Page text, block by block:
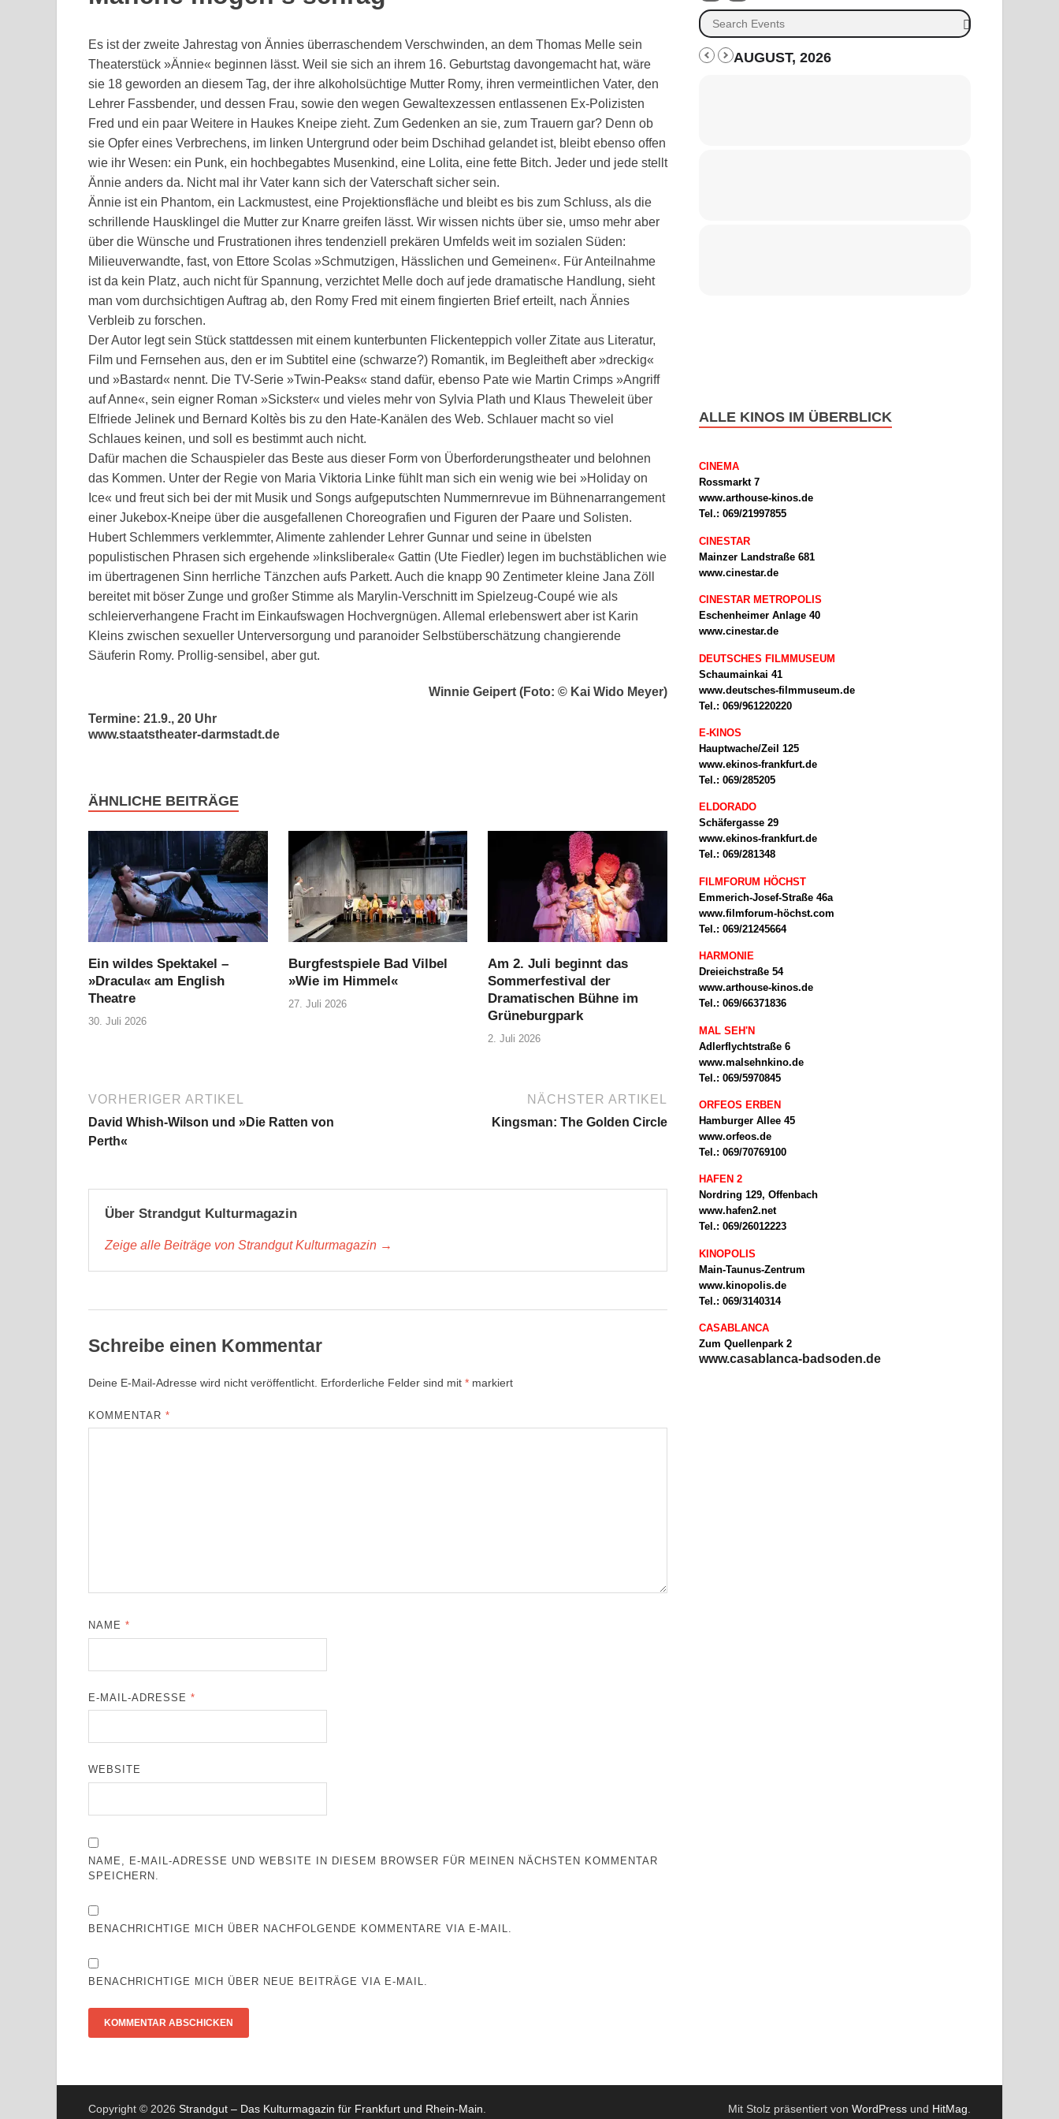
Es ist der zweite Jahrestag von Ännies überraschendem Verschwinden, an dem Thomas Melle sein
Theaterstück »Ännie« beginnen lässt. Weil sie sich an ihrem 16. Geburtstag davongemacht hat, wäre
sie 18 geworden an diesem Tag, der ihre alkoholsüchtige Mutter Romy, ihren vermeintlichen Vater, den
Lehrer Fassbender, und dessen Frau, sowie den wegen Gewaltexzessen entlassenen Ex-Polizisten
Fred und ein paar Weitere in Haukes Kneipe zieht. Zum Gedenken an sie, zum Trauern gar? Denn ob
sie Opfer eines Verbrechens, im linken Untergrund oder beim Dschihad gelandet ist, bleibt ebenso offen
wie ihr Wesen: ein Punk, ein hochbegabtes Musenkind, eine Lolita, eine fette Bitch. Jeder und jede stellt
Ännie anders da. Nicht mal ihr Vater kann sich der Vaterschaft sicher sein.
Ännie ist ein Phantom, ein Lackmustest, eine Projektionsfläche und bleibt es bis zum Schluss, als die
schrillende Hausklingel die Mutter zur Knarre greifen lässt. Wir wissen nichts über sie, umso mehr aber
über die Wünsche und Frustrationen ihres tendenziell prekären Umfelds weit im sozialen Süden:
Milieuverwandte, fast, von Ettore Scolas »Schmutzigen, Hässlichen und Gemeinen«. Für Anteilnahme
ist da kein Platz, auch nicht für Spannung, verzichtet Melle doch auf jede dramatische Handlung, sieht
man vom durchsichtigen Auftrag ab, den Romy Fred mit einem fingierten Brief erteilt, nach Ännies
Verbleib zu forschen.
Der Autor legt sein Stück stattdessen mit einem kunterbunten Flickenteppich voller Zitate aus Literatur,
Film und Fernsehen aus, den er im Subtitel eine (schwarze?) Romantik, im Begleitheft aber »dreckig«
und »Bastard« nennt. Die TV-Serie »Twin-Peaks« stand dafür, ebenso Pate wie Martin Crimps »Angriff
auf Anne«, sein eigner Roman »Sickster« und vieles mehr von Sylvia Plath und Klaus Theweleit über
Elfriede Jelinek und Bernard Koltès bis zu den Hate-Kanälen des Web. Schlauer macht so viel
Schlaues keinen, und soll es bestimmt auch nicht.
Dafür machen die Schauspieler das Beste aus dieser Form von Überforderungstheater und belohnen
das Kommen. Unter der Regie von Maria Viktoria Linke fühlt man sich ein wenig wie bei »Holiday on
Ice« und freut sich bei der mit Musik und Songs aufgeputschten Nummernrevue im Bühnenarrangement
einer Jukebox-Kneipe über die ausgefallenen Choreografien und Figuren der Paare und Solisten.
Hubert Schlemmers verklemmter, Alimente zahlender Lehrer Gunnar und seine in übelsten
populistischen Phrasen sich ergehende »linksliberale« Gattin (Ute Fiedler) legen im buchstäblichen wie
im übertragenen Sinn herrliche Tänzchen aufs Parkett. Auch die knapp 90 Zentimeter kleine Jana Zöll
bereitet mit böser Zunge und großer Stimme als Marylin-Verschnitt im Spielzeug-Coupé wie als
schleierverhangene Fracht im Einkaufswagen Hochvergnügen. Allemal erlebenswert aber ist Karin
Kleins zwischen sexueller Unterversorgung und paranoider Selbstüberschätzung changierende
Säuferin Romy. Prollig-sensibel, aber gut.
Winnie Geipert (Foto: © Kai Wido Meyer)
Termine: 21.9., 20 Uhr
www.staatstheater-darmstadt.de
ÄHNLICHE BEITRÄGE
Ein wildes Spektakel –
»Dracula« am English
Theatre
30. Juli 2026
Burgfestspiele Bad Vilbel
»Wie im Himmel«
27. Juli 2026
Am 2. Juli beginnt das
Sommerfestival der
Dramatischen Bühne im
Grüneburgpark
2. Juli 2026
VORHERIGER ARTIKEL
David Whish-Wilson und »Die Ratten von
Perth«
NÄCHSTER ARTIKEL
Kingsman: The Golden Circle
Über Strandgut Kulturmagazin
Zeige alle Beiträge von Strandgut Kulturmagazin →
Schreibe einen Kommentar
Deine E-Mail-Adresse wird nicht veröffentlicht. Erforderliche Felder sind mit * markiert
KOMMENTAR*
NAME*
E-MAIL-ADRESSE*
WEBSITE
NAME, E-MAIL-ADRESSE UND WEBSITE IN DIESEM BROWSER FÜR MEINEN NÄCHSTEN KOMMENTAR
SPEICHERN.
BENACHRICHTIGE MICH ÜBER NACHFOLGENDE KOMMENTARE VIA E-MAIL.
BENACHRICHTIGE MICH ÜBER NEUE BEITRÄGE VIA E-MAIL.
AUGUST, 2026
ALLE KINOS IM ÜBERBLICK
CINEMA
Rossmarkt 7
www.arthouse-kinos.de
Tel.: 069/21997855
CINESTAR
Mainzer Landstraße 681
www.cinestar.de
CINESTAR METROPOLIS
Eschenheimer Anlage 40
www.cinestar.de
DEUTSCHES FILMMUSEUM
Schaumainkai 41
www.deutsches-filmmuseum.de
Tel.: 069/961220220
E-KINOS
Hauptwache/Zeil 125
www.ekinos-frankfurt.de
Tel.: 069/285205
ELDORADO
Schäfergasse 29
www.ekinos-frankfurt.de
Tel.: 069/281348
FILMFORUM HÖCHST
Emmerich-Josef-Straße 46a
www.filmforum-höchst.com
Tel.: 069/21245664
HARMONIE
Dreieichstraße 54
www.arthouse-kinos.de
Tel.: 069/66371836
MAL SEH'N
Adlerflychtstraße 6
www.malsehnkino.de
Tel.: 069/5970845
ORFEOS ERBEN
Hamburger Allee 45
www.orfeos.de
Tel.: 069/70769100
HAFEN 2
Nordring 129, Offenbach
www.hafen2.net
Tel.: 069/26012223
KINOPOLIS
Main-Taunus-Zentrum
www.kinopolis.de
Tel.: 069/3140314
CASABLANCA
Zum Quellenpark 2
www.casablanca-badsoden.de
Copyright © 2026 Strandgut – Das Kulturmagazin für Frankfurt und Rhein-Main Mit Stolz präsentiert von WordPress und HitMag